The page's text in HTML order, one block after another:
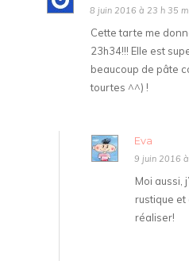
8 juin 2016 à 23 h 35
Cette tarte me
23h34!!! Elle est
beaucoup de pâte
tourtes ^^) !
Eva
9 juin 2016
Moi aussi,
rustique et
réaliser!